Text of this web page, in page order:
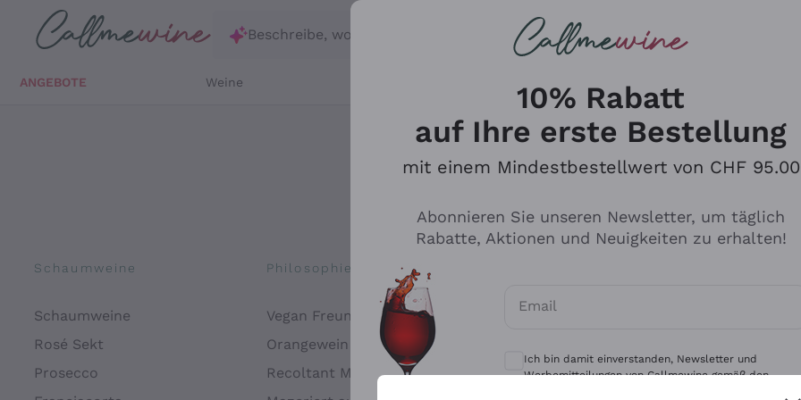
Zum Hauptinhalt springen
Beschreibe, wonach du suchst
ANGEBOTE Weine
Schaumweine
Schaumweine
Rosé Sekt
Prosecco
Philosophien
Vegan Freundlich
Orangewein
Recoltant Manipulant
Antinori
Ca' del Bosco
Gavi
10% Rabatt
auf Ihre erste Bestellung
mit einem Mindestbestellwert von CHF 95.00
Abonnieren Sie unseren Newsletter, um täglich
Rabatte, Aktionen und Neuigkeiten zu erhalten!
Email
Optionale Einwilligungen zum Erhalt von
Ich bin damit einverstanden, Newsletter und
Werbemitteilungen von Callmewine gemäß den -